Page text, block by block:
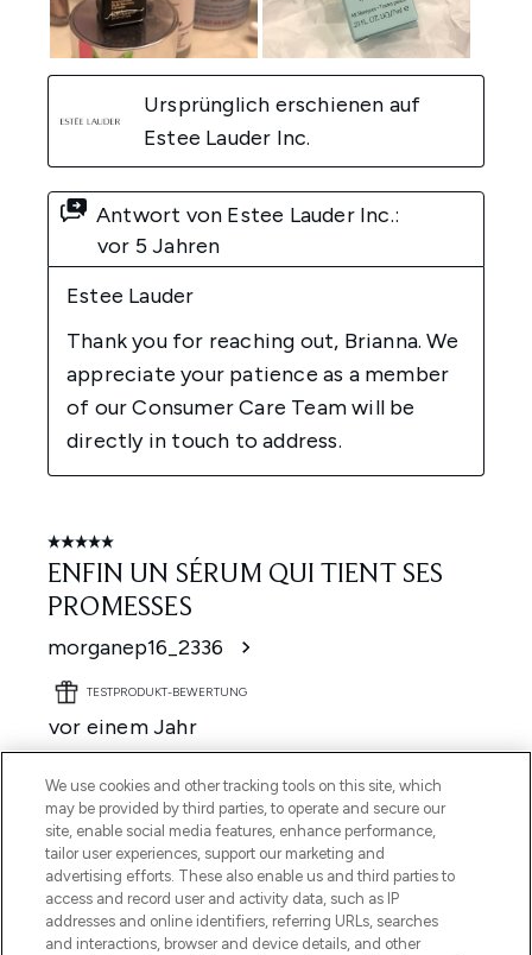
We use cookies and other tracking tools on this site, which
may be provided by third parties, to operate and secure our
site, enable social media features, enhance performance,
tailor user experiences, support our marketing and
advertising efforts. These also enable us and third parties to
access and record user and activity data, such as IP
addresses and online identifiers, referring URLs, searches
and interactions, browser and device details, and other